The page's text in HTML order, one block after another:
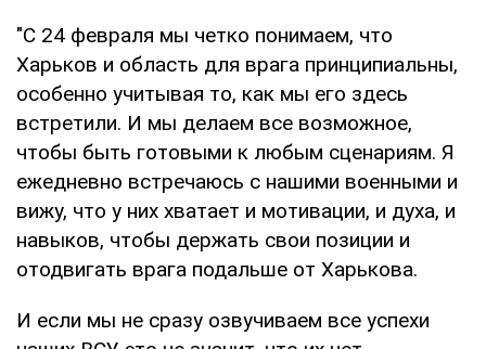
"С 24 февраля мы четко понимаем, что
Харьков и область для врага принципиальны,
особенно учитывая то, как мы его здесь
встретили. И мы делаем все возможное,
чтобы быть готовыми к любым сценариям. Я
ежедневно встречаюсь с нашими военными и
вижу, что у них хватает и мотивации, и духа, и
навыков, чтобы держать свои позиции и
отодвигать врага подальше от Харькова.
И если мы не сразу озвучиваем все успехи